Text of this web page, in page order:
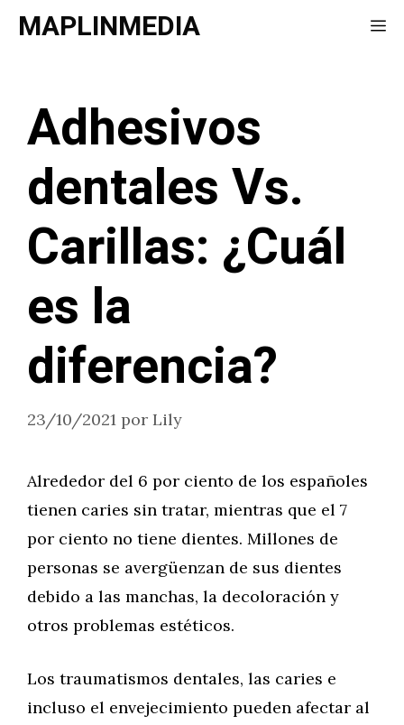
SaltarMAPLINMEDIA
Adhesivos
dentales Vs.
Carillas: ¿Cuál
es la
diferencia?
23/10/2021 por Lily
Alrededor del 6 por ciento de los españoles
tienen caries sin tratar, mientras que el 7
por ciento no tiene dientes. Millones de
personas se avergüenzan de sus dientes
debido a las manchas, la decoloración y
otros problemas estéticos.
Los traumatismos dentales, las caries e
incluso el envejecimiento pueden afectar al